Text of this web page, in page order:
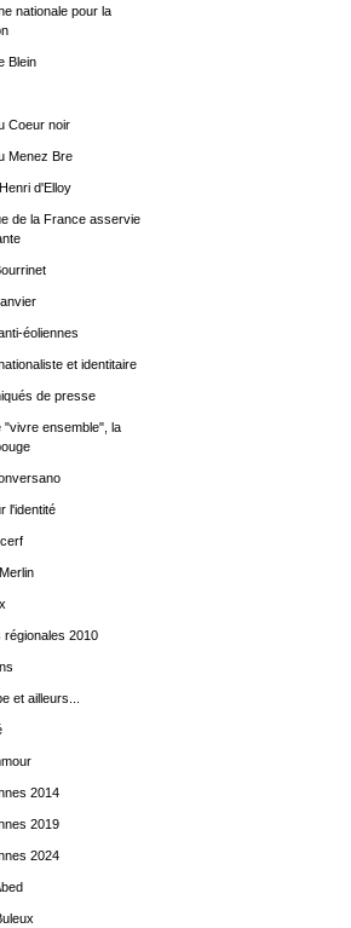
nationale pour la
Blein
Coeur noir
Menez Bre
d'Elloy
de la France asservie
éoliennes
et identitaire
de presse
"vivre ensemble", la
l'identité
régionales 2010
et ailleurs...
2014
2019
2024